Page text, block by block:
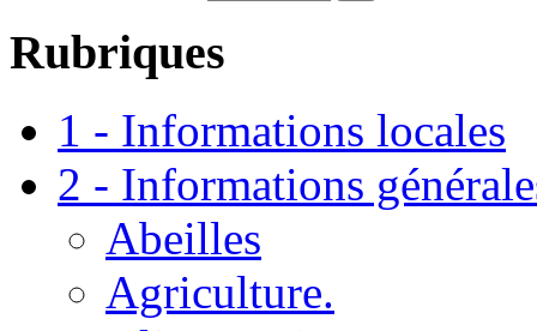
Rubriques
1 - Informations locales
2 - Informations
Abeilles
Agriculture.